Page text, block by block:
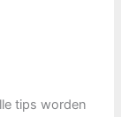
tips worden